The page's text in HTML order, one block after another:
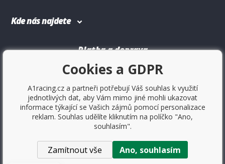
Kde nás najdete
Platba a doprava
Copyright © 2017Sportovniautodoplnky.cz- Tuning shop,
Cookies a GDPR
A1racing.cz a partneři potřebují Váš souhlas k využití
jednotlivých dat, aby Vám mimo jiné mohli ukazovat
informace týkající se Vašich zájmů pomocí personalizace
reklam. Souhlas udělíte kliknutím na políčko "Ano,
souhlasím".
Zamítnout vše Ano, souhlasím